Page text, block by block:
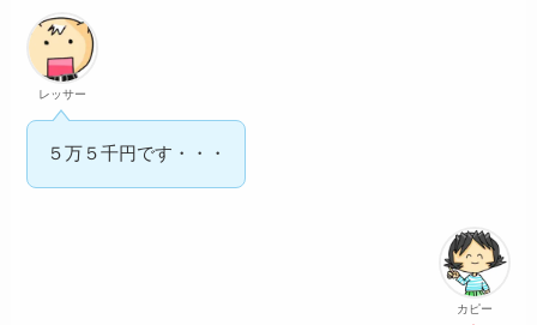
レッサー
５万５千円です・・・
カピー